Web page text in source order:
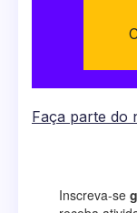
Faça parte do